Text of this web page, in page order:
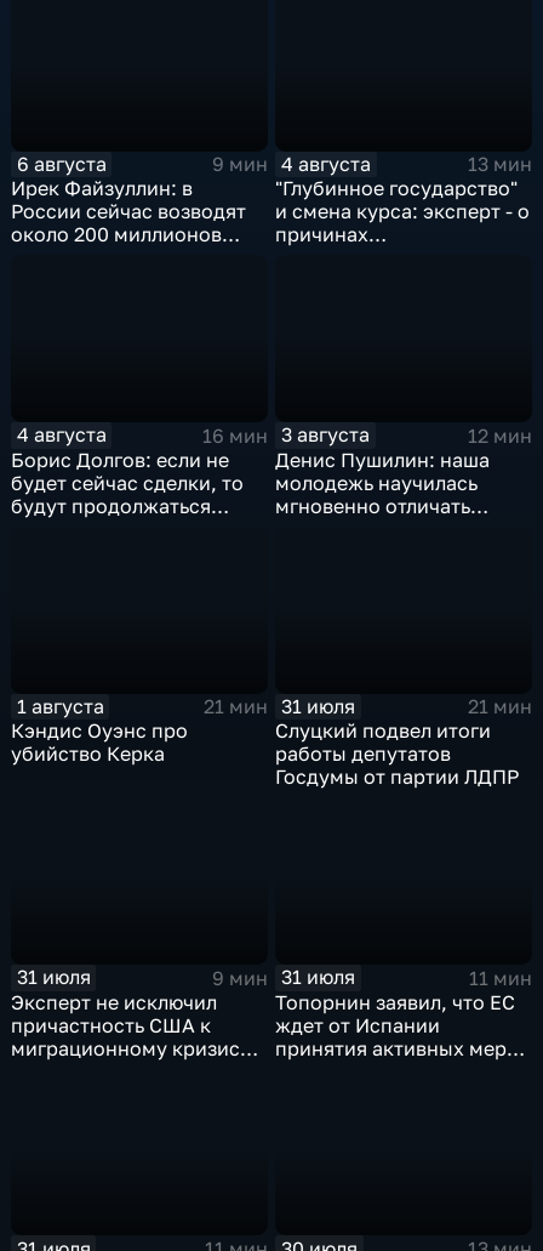
6 августа
9 мин
Ирек Файзуллин: в
России сейчас возводят
около 200 миллионов
4 августа
13 мин
"Глубинное государство"
и смена курса: эксперт - о
причинах
4 августа
16 мин
Борис Долгов: если не
будет сейчас сделки, то
будут продолжаться
3 августа
12 мин
Денис Пушилин: наша
молодежь научилась
мгновенно отличать
1 августа
21 мин
Кэндис Оуэнс про
убийство Керка
31 июля
21 мин
Слуцкий подвел итоги
работы депутатов
Госдумы от партии ЛДПР
31 июля
9 мин
Эксперт не исключил
причастность США к
миграционному кризису в
31 июля
11 мин
Топорнин заявил, что ЕС
ждет от Испании
принятия активных мер